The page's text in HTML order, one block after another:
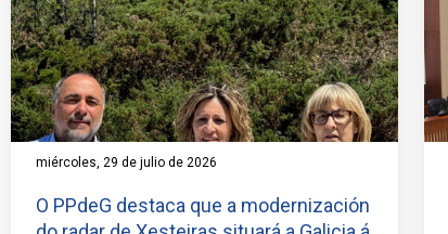
miércoles, 29 de julio de 2026
O PPdeG destaca que a modernización